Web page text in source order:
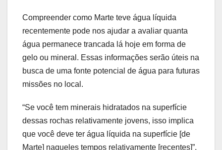
Compreender como Marte teve água líquida
recentemente pode nos ajudar a avaliar quanta
água permanece trancada lá hoje em forma de
gelo ou mineral. Essas informações serão úteis na
busca de uma fonte potencial de água para futuras
missões no local.
“Se você tem minerais hidratados na superfície
dessas rochas relativamente jovens, isso implica
que você deve ter água líquida na superfície [de
Marte] naqueles tempos relativamente [recentes]”,